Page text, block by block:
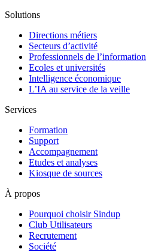
Solutions
Directions métiers
Secteurs d’activité
Professionnels de l’information
Ecoles et universités
Intelligence économique
L’IA au service de la veille
Services
Formation
Support
Accompagnement
Etudes et analyses
Kiosque de sources
À propos
Pourquoi choisir Sindup
Club Utilisateurs
Recrutement
Société